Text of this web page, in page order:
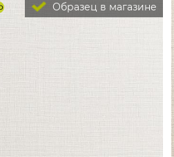
Образец в магазине